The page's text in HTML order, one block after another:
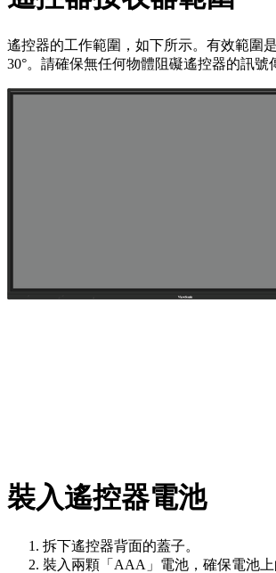
遙控器的工作範圍，如下所示。有效範圍
30°。請確保無任何物體阻礙遙控器的訊號
裝入遙控器電池
拆下遙控器背面的蓋子。
裝入兩顆「AAA」電池，確保電池